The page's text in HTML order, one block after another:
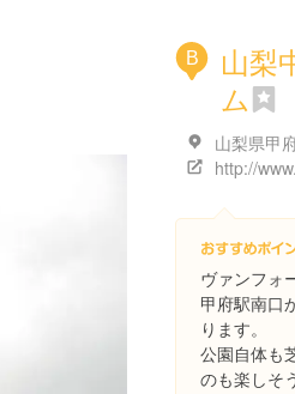
B
山梨
ム
山梨県甲
ヴァンフォ
甲府駅南口
ります。
公園自体も
のも楽しそ